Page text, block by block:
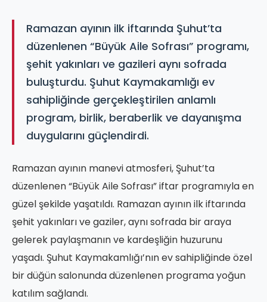
Ramazan ayının ilk iftarında Şuhut’ta
düzenlenen “Büyük Aile Sofrası” programı,
şehit yakınları ve gazileri aynı sofrada
buluşturdu. Şuhut Kaymakamlığı ev
sahipliğinde gerçekleştirilen anlamlı
program, birlik, beraberlik ve dayanışma
duygularını güçlendirdi.
Ramazan ayının manevi atmosferi, Şuhut’ta
düzenlenen “Büyük Aile Sofrası” iftar programıyla en
güzel şekilde yaşatıldı. Ramazan ayının ilk iftarında
şehit yakınları ve gaziler, aynı sofrada bir araya
gelerek paylaşmanın ve kardeşliğin huzurunu
yaşadı. Şuhut Kaymakamlığı’nın ev sahipliğinde özel
bir düğün salonunda düzenlenen programa yoğun
katılım sağlandı.